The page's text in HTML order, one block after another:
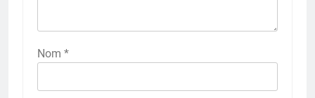
Nom *